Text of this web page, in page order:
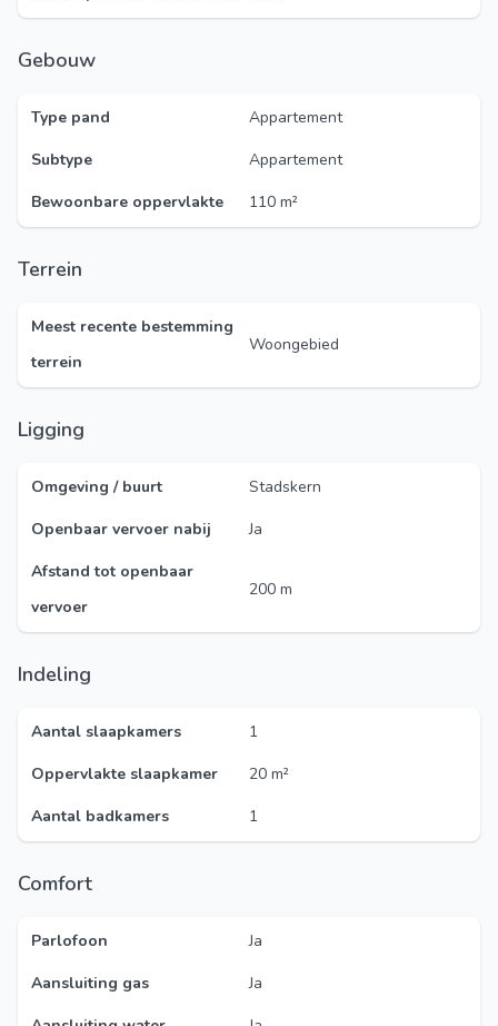
Gebouw
Type pand
Appartement
Subtype
Appartement
Bewoonbare oppervlakte
110 m²
Terrein
Meest recente bestemming
terrein
Woongebied
Ligging
Omgeving / buurt
Stadskern
Openbaar vervoer nabij
Ja
Afstand tot openbaar
vervoer
200 m
Indeling
Aantal slaapkamers
1
Oppervlakte slaapkamer
20 m²
Aantal badkamers
1
Comfort
Parlofoon
Ja
Aansluiting gas
Ja